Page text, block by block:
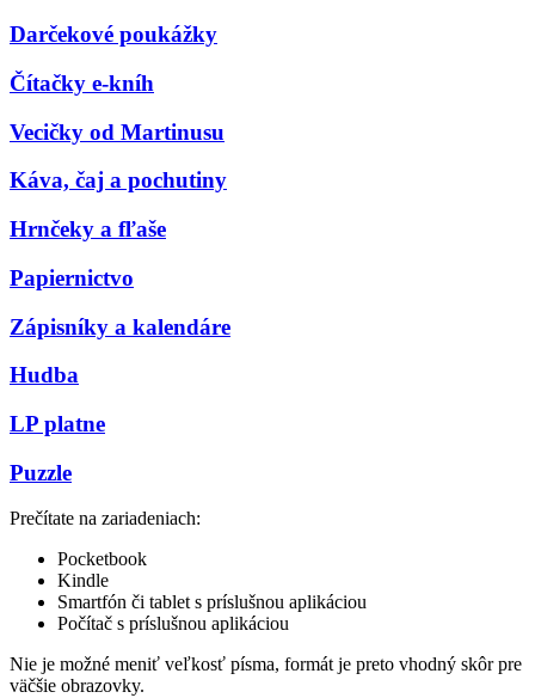
Darčekové poukážky
Čítačky e-kníh
Vecičky od Martinusu
Káva, čaj a pochutiny
Hrnčeky a fľaše
Papiernictvo
Zápisníky a kalendáre
Hudba
LP platne
Puzzle
Prečítate na zariadeniach:
Pocketbook
Kindle
Smartfón či tablet s príslušnou aplikáciou
Počítač s príslušnou aplikáciou
Nie je možné meniť veľkosť písma, formát je preto vhodný skôr pre
väčšie obrazovky.